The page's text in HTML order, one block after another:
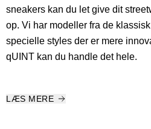
sneakers kan du let give dit
op. Vi har modeller fra de
specielle styles der er mere
qUINT kan du handle det hele.
LÆS MERE